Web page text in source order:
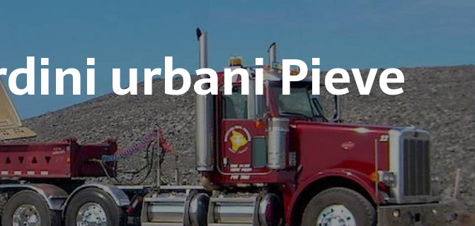
urbani Pieve